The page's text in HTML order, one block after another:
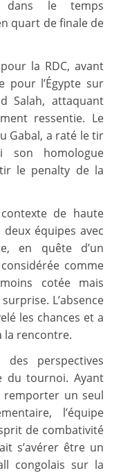
le temps
quart de finale de
la RDC, avant
pour l’Égypte sur
Salah, attaquant
ressentie. Le
Gabal, a raté le tir
son homologue
le penalty de la
de haute
équipes avec
en quête d’un
comme
cotée mais
L’absence
les chances et a
la rencontre.
perspectives
du tournoi. Ayant
un seul
l’équipe
de combativité
s’avérer être un
congolais sur la